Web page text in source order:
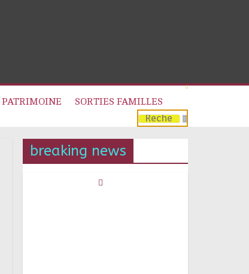
PATRIMOINE
SORTIES FAMILLES
breaking news